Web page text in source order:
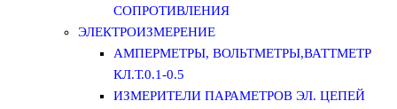
СОПРОТИВЛЕНИЯ
ЭЛЕКТРОИЗМЕРЕНИЕ
АМПЕРМЕТРЫ, ВОЛЬТМЕТРЫ,ВАТТМЕТР
КЛ.Т.0.1-0.5
ИЗМЕРИТЕЛИ ПАРАМЕТРОВ ЭЛ. ЦЕПЕЙ